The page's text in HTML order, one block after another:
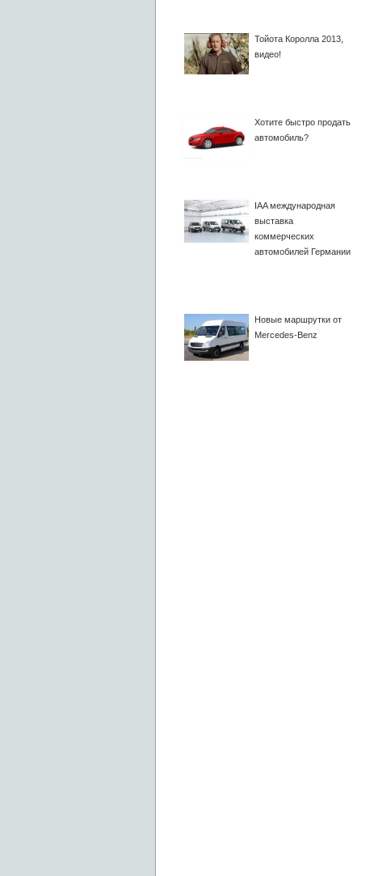
Тойота Королла 2013,
видео!
Хотите быстро продать
автомобиль?
IAA международная
выставка
коммерческих
автомобилей Германии
Новые маршрутки от
Mercedes-Benz